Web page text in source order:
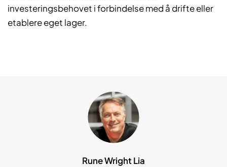
investeringsbehovet i forbindelse med å drifte eller
etablere eget lager.
Rune Wright Lia